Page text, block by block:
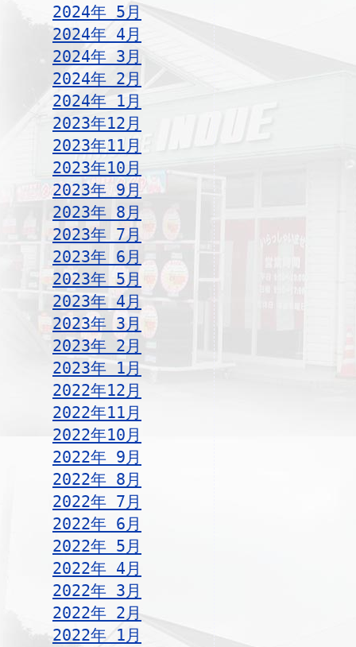
2024年 5月
2024年 4月
2024年 3月
2024年 2月
2024年 1月
2023年12月
2023年11月
2023年10月
2023年 9月
2023年 8月
2023年 7月
2023年 6月
2023年 5月
2023年 4月
2023年 3月
2023年 2月
2023年 1月
2022年12月
2022年11月
2022年10月
2022年 9月
2022年 8月
2022年 7月
2022年 6月
2022年 5月
2022年 4月
2022年 3月
2022年 2月
2022年 1月